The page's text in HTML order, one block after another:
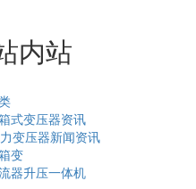
内站
式变压器资讯
变压器新闻资讯
变
器升压一体机